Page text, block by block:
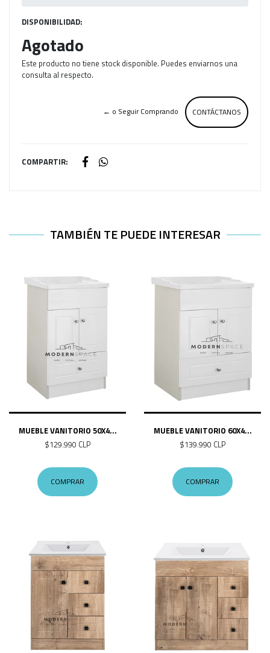
DISPONIBILIDAD:
Agotado
Este producto no tiene stock disponible. Puedes enviarnos una
consulta al respecto.
CONTÁCTANOS
← o Seguir Comprando
COMPARTIR:
TAMBIÉN TE PUEDE INTERESAR
MUEBLE VANITORIO 50X4...
$129.990 CLP
COMPRAR
MUEBLE VANITORIO 60X4...
$139.990 CLP
COMPRAR